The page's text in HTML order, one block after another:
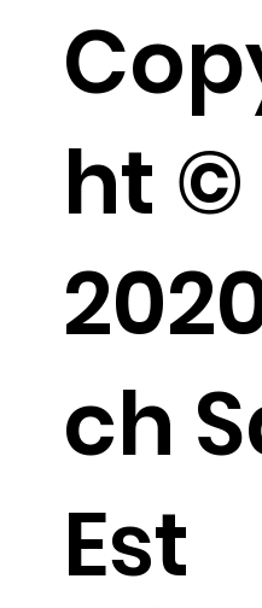
ht ©
ch
Est